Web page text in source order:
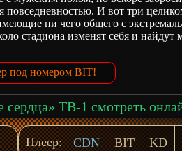
повседневностью. И вот три
ни чего общего с
стадиона изменят себя и найдут
под номером BIT!
ТВ-1 смотреть
Плеер: CDN BIT KD